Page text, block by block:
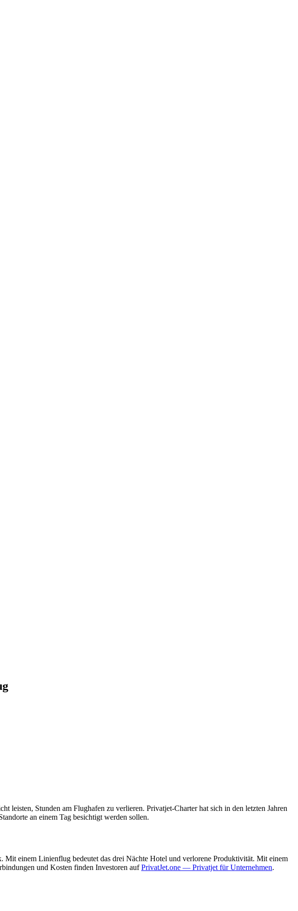
leisten, Stunden am Flughafen zu verlieren. Privatjet-Charter hat sich in den letzten Jahren
an einem Tag besichtigt werden sollen.
einem Linienflug bedeutet das drei Nächte Hotel und verlorene Produktivität. Mit einem
und Kosten finden Investoren aufPrivatJet.one — Privatjet für Unternehmen.